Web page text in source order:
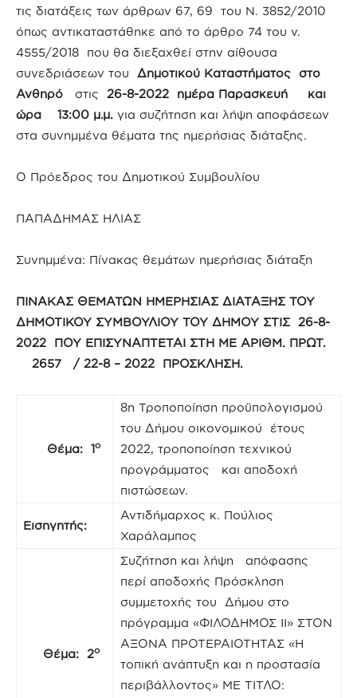
τις διατάξεις των άρθρων 67, 69 του Ν. 3852/2010
όπως αντικαταστάθηκε από το άρθρο 74 του ν.
4555/2018 που θα διεξαχθεί στην αίθουσα
συνεδριάσεων του Δημοτικού Καταστήματος στο
Ανθηρό
στις 26-8-2022 ημέρα Παρασκευή και
ώρα 13:00 μ.μ. για συζήτηση και λήψη αποφάσεων
στα συνημμένα θέματα της ημερήσιας διάταξης.
Ο Πρόεδρος του Δημοτικού Συμβουλίου
ΠΑΠΑΔΗΜΑΣ ΗΛΙΑΣ
Συνημμένα: Πίνακας θεμάτων ημερήσιας διάταξη
ΠΙΝΑΚΑΣ ΘΕΜΑΤΩΝ ΗΜΕΡΗΣΙΑΣ ΔΙΑΤΑΞΗΣ ΤΟΥ
ΔΗΜΟΤΙΚΟΥ ΣΥΜΒΟΥΛΙΟΥ ΤΟΥ ΔΗΜΟΥ ΣΤΙΣ 26-8-
2022 ΠΟΥ ΕΠΙΣΥΝΑΠΤΕΤΑΙ ΣΤΗ ΜΕ ΑΡΙΘΜ. ΠΡΩΤ.
2657 / 22-8 – 2022 ΠΡΟΣΚΛΗΣΗ.
Θέμα: 1ο
8η Τροποποίηση προϋπολογισμού
του Δήμου οικονομικού έτους
2022, τροποποίηση τεχνικού
προγράμματος και αποδοχή
πιστώσεων.
Εισηγητής:
Αντιδήμαρχος κ. Πούλιος
Χαράλαμπος
Θέμα: 2ο
Συζήτηση και λήψη απόφασης
περί αποδοχής Πρόσκληση
συμμετοχής του Δήμου στο
πρόγραμμα «ΦΙΛΟΔΗΜΟΣ ΙΙ» ΣΤΟΝ
ΑΞΟΝΑ ΠΡΟΤΕΡΑΙΟΤΗΤΑΣ «H
τοπική ανάπτυξη και η προστασία
περιβάλλοντος» ΜΕ ΤΙΤΛΟ: